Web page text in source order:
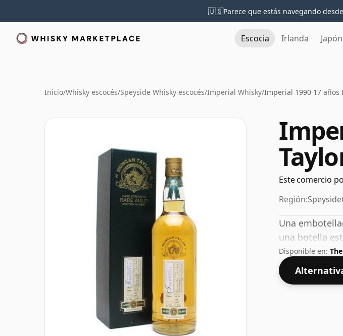
🇺🇸Parece que estás navegando
Escocia Irlanda Japón
Inicio/Whisky escocés/Speyside Whisky escocés/Imperial Whisky/Imperial 1990 17 años
Este comercio
Región:Speyside
Una
una botella
Disponible en: